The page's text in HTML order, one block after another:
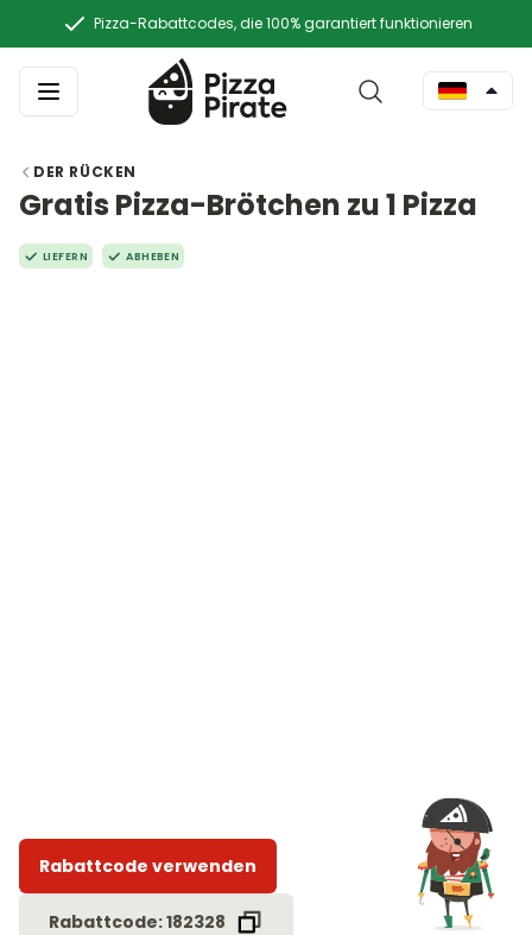
Pizza-Rabattcodes, die 100% garantiert funktionieren
DER RÜCKEN
Gratis Pizza-Brötchen zu 1 Pizza
LIEFERN ABHEBEN
Rabattcode verwenden
Rabattcode: 182328